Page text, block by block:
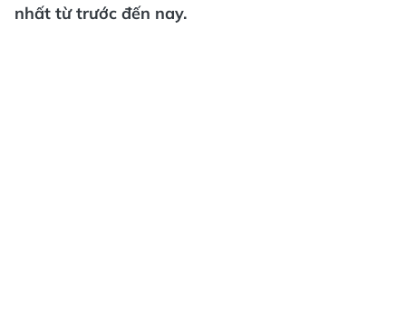
nhất từ trước đến nay.